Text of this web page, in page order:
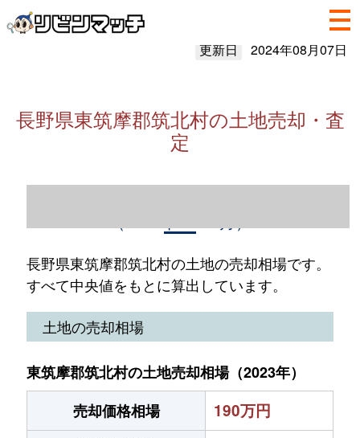
更新日 2024年08月07日
長野県東筑摩郡筑北村の土地売却・査
定
長野県東筑摩郡筑北村の土地の売却相場です。
すべて中央値をもとに算出しています。
土地の売却相場
東筑摩郡筑北村の土地売却相場（2023年）
売却価格相場
190万円